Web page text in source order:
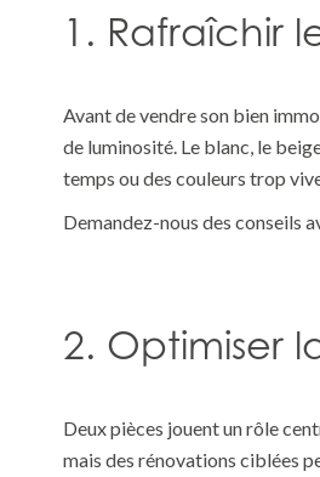
1. Rafraîchir
Avant de vendre son bien
de luminosité. Le blanc, le
temps ou des couleurs trop
Demandez-nous des conseils
2. Optimiser
Deux pièces jouent un rôle
mais des rénovations ciblées